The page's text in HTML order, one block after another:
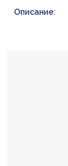
Описание: